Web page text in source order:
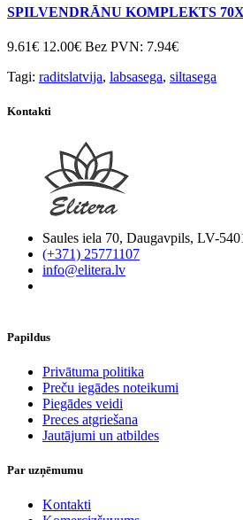
SPILVENDRĀNU KOMPLEKTS
9.61€ 12.00€ Bez PVN: 7.94€
Tagi: raditslatvija, labsasega, siltasega
Kontakti
Saules iela 70, Daugavpils, LV-
(+371) 25771107
info@elitera.lv
Papildus
​Privātuma politika
Preču iegādes noteikumi
Piegādes veidi
Preces atgriešana
Jautājumi un atbildes
Par uzņēmumu
Kontakti